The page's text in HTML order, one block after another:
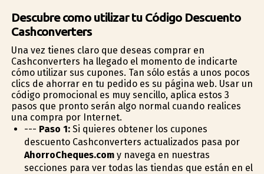
Descubre como utilizar tu Código Descuento
Cashconverters
Una vez tienes claro que deseas comprar en
Cashconverters ha llegado el momento de indicarte
cómo utilizar sus cupones. Tan sólo estás a unos pocos
clics de ahorrar en tu pedido es su página web. Usar un
código promocional es muy sencillo, aplica estos 3
pasos que pronto serán algo normal cuando realices
una compra por Internet.
--- Paso 1:Si quieres obtener los cupones
descuento Cashconverters actualizados pasa por
AhorroCheques.comy navega en nuestras
secciones para ver todas las tiendas que están en el